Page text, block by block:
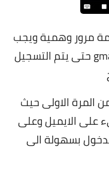
مرور وهمية ويجب
ان يكون الايميل hotmail وليس gmail حتى يتم التسجيل
المرة الاولى حيث
الايميل وعلى
بسهولة الى